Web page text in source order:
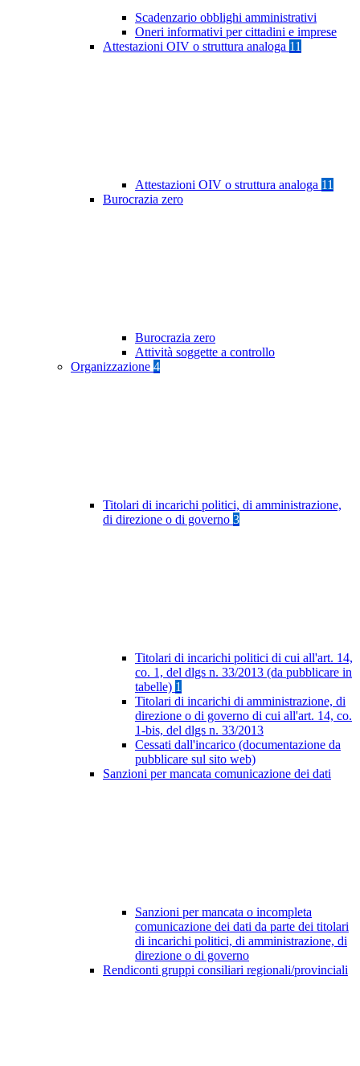
Scadenzario obblighi amministrativi
Oneri informativi per cittadini e imprese
Attestazioni OIV o struttura analoga 11
Attestazioni OIV o struttura analoga 11
Burocrazia zero
Burocrazia zero
Attività soggette a controllo
Organizzazione 4
Titolari di incarichi politici, di amministrazione,
di direzione o di governo 3
Titolari di incarichi politici di cui all'art. 14,
co. 1, del dlgs n. 33/2013 (da pubblicare in
tabelle) 1
Titolari di incarichi di amministrazione, di
direzione o di governo di cui all'art. 14, co.
1-bis, del dlgs n. 33/2013
Cessati dall'incarico (documentazione da
pubblicare sul sito web)
Sanzioni per mancata comunicazione dei dati
Sanzioni per mancata o incompleta
comunicazione dei dati da parte dei titolari
di incarichi politici, di amministrazione, di
direzione o di governo
Rendiconti gruppi consiliari regionali/provinciali